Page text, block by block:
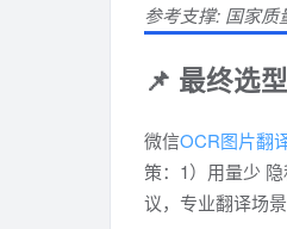
参考支撑: 国家质
📌 最终选
微信OCR图片翻
策：1）用量少
议，专业翻译场